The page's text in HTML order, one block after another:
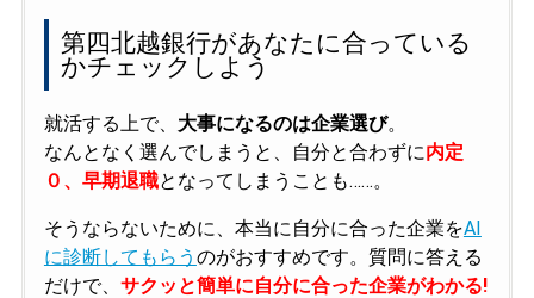
第四北越銀行があなたに合っている
かチェックしよう
就活する上で、 大事になるのは企業選び。
なんとなく選んでしまうと、自分と合わずに内定
０、早期退職となってしまうことも……。
そうならないために、本当に自分に合った企業をAI
に診断してもらう のがおすすめです。質問に答える
だけで、 サクッと簡単に自分に合った企業がわかる!